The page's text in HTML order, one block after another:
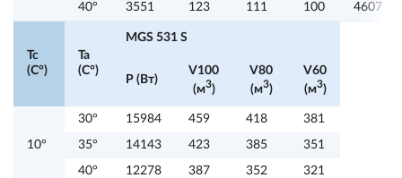
40° 3551 123 111 100 4607
Tc
(C°)
Ta
(C°)
MGS 531 S
P (Вт)
V100
(м3)
V80
(м3)
V60
(м3)
10°
30° 15984 459 418 381
35° 14143 423 385 351
40° 12278 387 352 321